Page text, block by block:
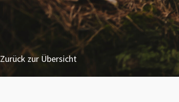
Zurück zur Übersicht